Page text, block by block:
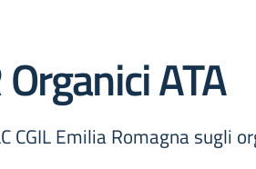
ATA
Emilia Romagna sugli